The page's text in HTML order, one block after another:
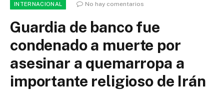
INTERNACIONAL No hay comentarios
Guardia de banco fue
condenado a muerte por
asesinar a quemarropa a
importante religioso de Irán